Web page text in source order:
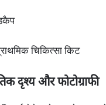
चिकित्सा किट
दृश्य और फोटोग्राफी